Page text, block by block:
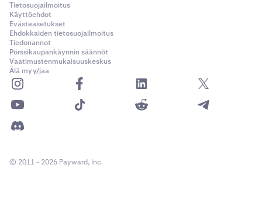
Tietosuojailmoitus
Käyttöehdot
Evästeasetukset
Ehdokkaiden tietosuojailmoitus
Tiedonannot
Pörssikaupankäynnin säännöt
Vaatimustenmukaisuuskeskus
Älä myy/jaa
© 2011 - 2026 Payward, Inc.